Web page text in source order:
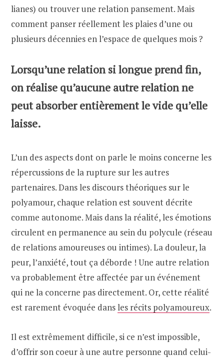
lianes) ou trouver une relation pansement. Mais
comment panser réellement les plaies d’une ou
plusieurs décennies en l’espace de quelques mois ?
Lorsqu’une relation si longue prend fin,
on réalise qu’aucune autre relation ne
peut absorber entièrement le vide qu’elle
laisse.
L’un des aspects dont on parle le moins concerne les
répercussions de la rupture sur les autres
partenaires. Dans les discours théoriques sur le
polyamour, chaque relation est souvent décrite
comme autonome. Mais dans la réalité, les émotions
circulent en permanence au sein du polycule (réseau
de relations amoureuses ou intimes). La douleur, la
peur, l’anxiété, tout ça déborde ! Une autre relation
va probablement être affectée par un événement
qui ne la concerne pas directement. Or, cette réalité
est rarement évoquée dans les récits polyamoureux.
Il est extrêmement difficile, si ce n’est impossible,
d’offrir son coeur à une autre personne quand celui-